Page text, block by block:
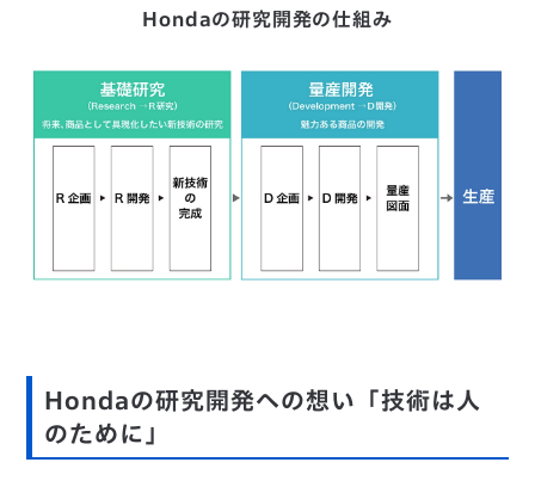
Hondaの研究開発の仕組み
Hondaの研究開発への想い「技術は人
のために」